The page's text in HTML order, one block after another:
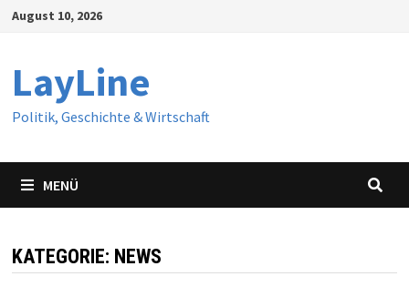
Zum
August 10, 2026
LayLine
Politik, Geschichte & Wirtschaft
MENÜ
KATEGORIE: NEWS